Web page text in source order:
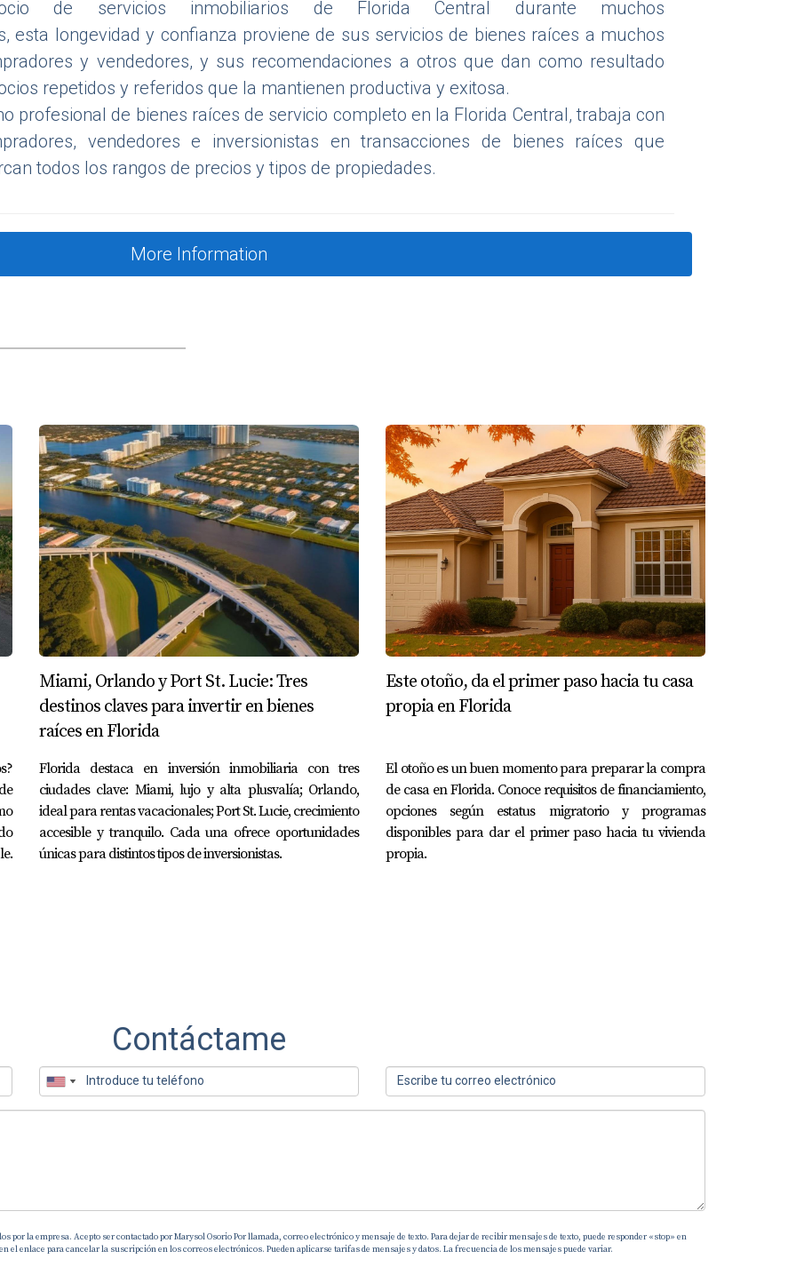
de servicios inmobiliarios de Florida Central durante muchos
esta longevidad y confianza proviene de sus servicios de bienes raíces a muchos
y vendedores, y sus recomendaciones a otros que dan como resultado
repetidos y referidos que la mantienen productiva y exitosa.
profesional de bienes raíces de servicio completo en la Florida Central, trabaja con
vendedores e inversionistas en transacciones de bienes raíces que
todos los rangos de precios y tipos de propiedades.
More Information
Miami, Orlando y Port St. Lucie: Tres
destinos claves para invertir en bienes
raíces en Florida
Florida destaca en inversión inmobiliaria con tres
ciudades clave: Miami, lujo y alta plusvalía; Orlando,
ideal para rentas vacacionales; Port St. Lucie, crecimiento
accesible y tranquilo. Cada una ofrece oportunidades
únicas para distintos tipos de inversionistas.
Este otoño, da el primer paso hacia tu casa
propia en Florida
El otoño es un buen momento para preparar la compra
de casa en Florida. Conoce requisitos de financiamiento,
opciones según estatus migratorio y programas
disponibles para dar el primer paso hacia tu vivienda
propia.
Contáctame
por la empresa. Acepto ser contactado por Marysol Osorio Por llamada, correo electrónico y mensaje de texto. Para dejar de recibir mensajes de texto, puede responder «stop» en
el enlace para cancelar la suscripción en los correos electrónicos. Pueden aplicarse tarifas de mensajes y datos. La frecuencia de los mensajes puede variar.